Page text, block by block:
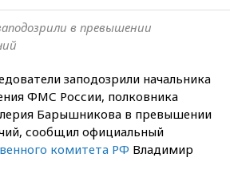
в превышении
заподозрили начальника
ФМС России, полковника
Барышникова в превышении
сообщил официальный
комитета РФ Владимир